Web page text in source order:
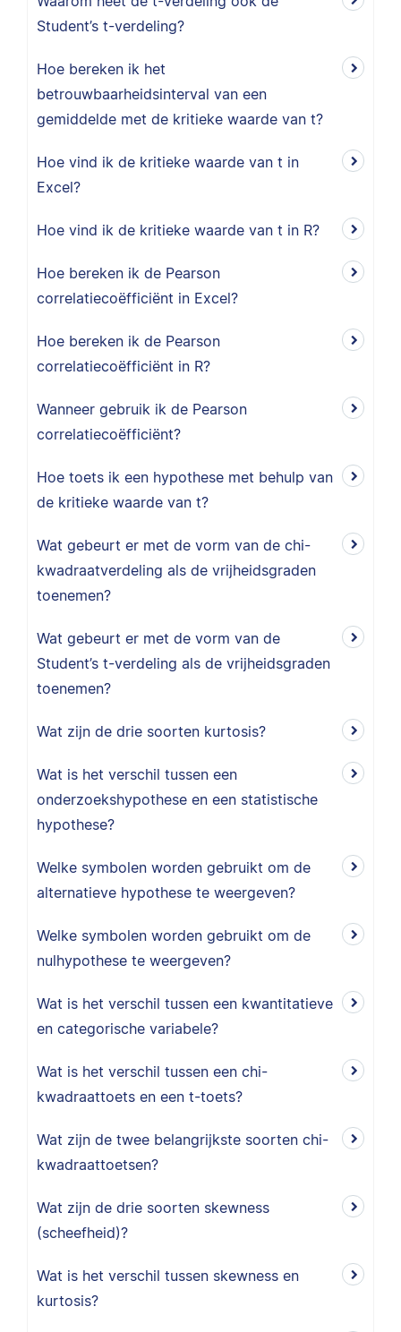
Student’s t-verdeling?
Hoe bereken ik het
betrouwbaarheidsinterval van een
gemiddelde met de kritieke waarde van t?
Hoe vind ik de kritieke waarde van t in
Excel?
Hoe vind ik de kritieke waarde van t in R?
Hoe bereken ik de Pearson
correlatiecoëfficiënt in Excel?
Hoe bereken ik de Pearson
correlatiecoëfficiënt in R?
Wanneer gebruik ik de Pearson
correlatiecoëfficiënt?
Hoe toets ik een hypothese met behulp van
de kritieke waarde van t?
Wat gebeurt er met de vorm van de chi-
kwadraatverdeling als de vrijheidsgraden
toenemen?
Wat gebeurt er met de vorm van de
Student’s t-verdeling als de vrijheidsgraden
toenemen?
Wat zijn de drie soorten kurtosis?
Wat is het verschil tussen een
onderzoekshypothese en een statistische
hypothese?
Welke symbolen worden gebruikt om de
alternatieve hypothese te weergeven?
Welke symbolen worden gebruikt om de
nulhypothese te weergeven?
Wat is het verschil tussen een kwantitatieve
en categorische variabele?
Wat is het verschil tussen een chi-
kwadraattoets en een t-toets?
Wat zijn de twee belangrijkste soorten chi-
kwadraattoetsen?
Wat zijn de drie soorten skewness
(scheefheid)?
Wat is het verschil tussen skewness en
kurtosis?